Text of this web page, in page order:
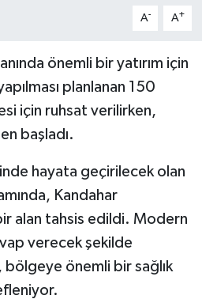
A- A+
önemli bir yatırım için
planlanan 150
için ruhsat verilirken,
başladı.
hayata geçirilecek olan
Kandahar
alan tahsis edildi. Modern
verecek şekilde
bölgeye önemli bir sağlık